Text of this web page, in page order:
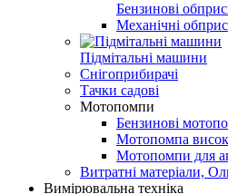
Бензинові
Механічні
Підмітальні машини
Снігоприбирачі
Тачки садові
Мотопомпи
Бензинові
Мотопомпа
Мотопомпи для
Витратні матеріали,
Вимірювальна техніка